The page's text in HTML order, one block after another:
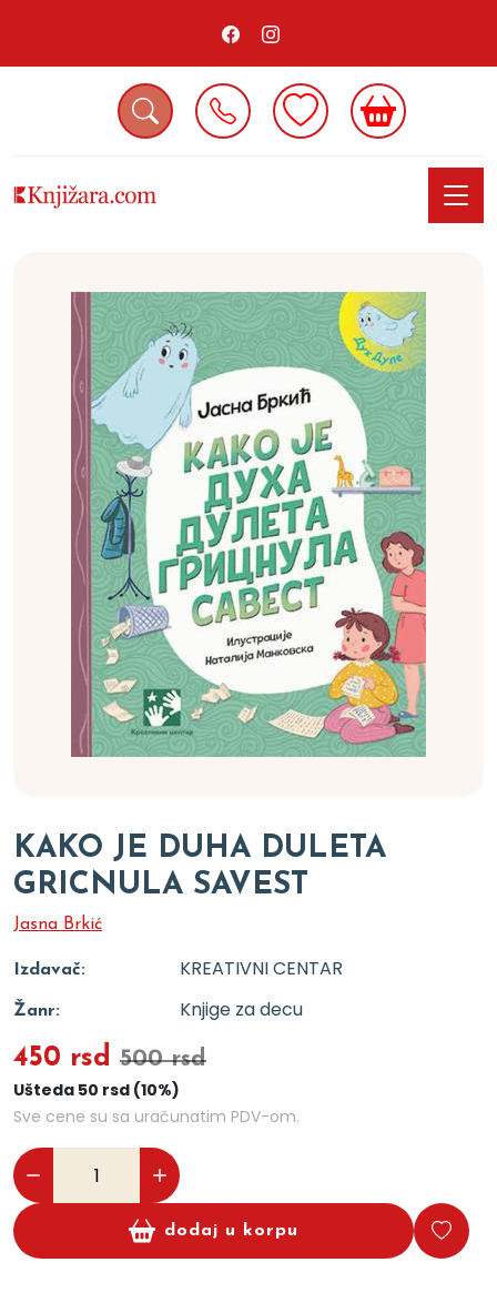
KAKO JE DUHA DULETA
GRICNULA SAVEST
Jasna Brkić
Izdavač: KREATIVNI CENTAR
Žanr: Knjige za decu
450 rsd 500 rsd
Ušteda 50 rsd (10%)
Sve cene su sa uračunatim PDV-om.
dodaj u korpu